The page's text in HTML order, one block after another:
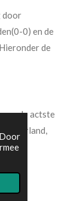
door
0) en de
de
de actste